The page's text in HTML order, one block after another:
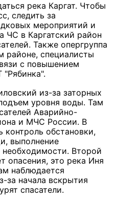
река Каргат. Чтобы
следить за
мероприятий и
ЧС в Каргатский район
Также опергруппа
районе, специалисты
с повышением
из-за заторных
уровня воды. Там
Аварийно-
и МЧС России. В
контроль обстановки,
выполнение
Второй
опасения, это река Иня
наблюдается
за начала вскрытия
спасатели.